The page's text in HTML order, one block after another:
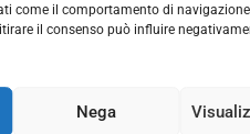
come il comportamento di
il consenso può influire
Nega